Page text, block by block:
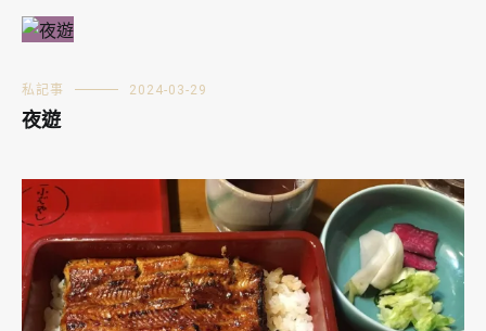
私記事 2024-03-29
夜遊